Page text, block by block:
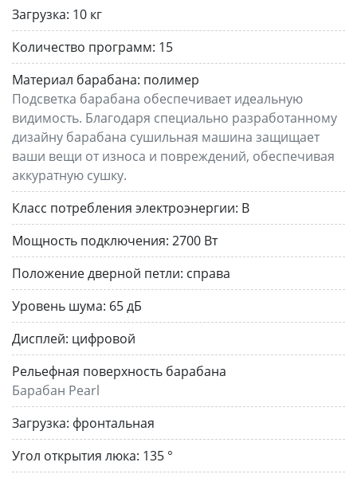
Загрузка: 10 кг
Количество программ: 15
Материал барабана: полимер
Под­свет­ка бара­бана обеспечивает идеальную
видимость. Благодаря специально разработанному
дизайну барабана сушильная машина защищает
ваши вещи от износа и повреждений, обеспечивая
аккуратную сушку.
Класс потребления электроэнергии: B
Мощность подключения: 2700 Вт
Положение дверной петли: справа
Уровень шума: 65 дБ
Дисплей: цифровой
Рельефная поверхность барабана
Барабан Pearl
Загрузка: фронтальная
Угол открытия люка: 135 °